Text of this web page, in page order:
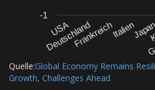
USA
DeutschlandFrankreichItalien
-1
Quelle:Global Economy Remains
Growth, Challenges Ahead